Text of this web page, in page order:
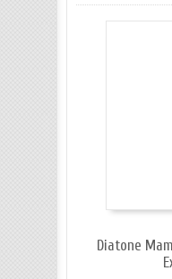
Diatone